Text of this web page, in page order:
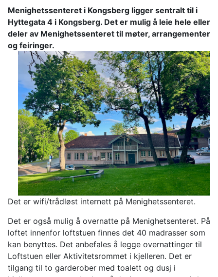
Menighetssenteret i Kongsberg ligger sentralt til i
Hyttegata 4 i Kongsberg. Det er mulig å leie hele eller
deler av Menighetssenteret til møter, arrangementer
og feiringer.
Det er wifi/trådløst internett på Menighetssenteret.
Det er også mulig å overnatte på Menighetsenteret. På
loftet innenfor loftstuen finnes det 40 madrasser som
kan benyttes. Det anbefales å legge overnattinger til
Loftstuen eller Aktivitetsrommet i kjelleren. Det er
tilgang til to garderober med toalett og dusj i